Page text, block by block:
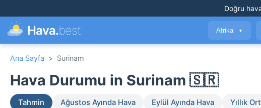
Doğru
Hava.best Afrika ▼
Ana Sayfa > Surinam
Hava Durumu in Surinam 🇸🇷
Tahmin Ağustos Ayında Hava Eylül Ayında Hava Yıllık